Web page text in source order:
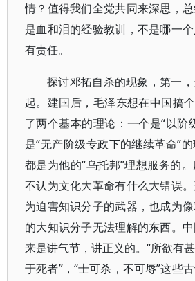
情？值得我们全党共同来深思，
是血和泪的经验教训，不是哪一
有责任。
探讨邓拓自杀的现象，第一
起。建国后，毛泽东想在中国搞
了两个基本的理论：一个是“以阶
是“无产阶级专政下的继续革命”
都是为他的“乌托邦”理想服务的
不认为文化大革命有什么大错误
为迫害知识分子的武器，也成为
的大知识分子无法理解的东西。
来是讲气节，讲正义的。“所欲有
于死者”，“士可杀，不可辱”这些